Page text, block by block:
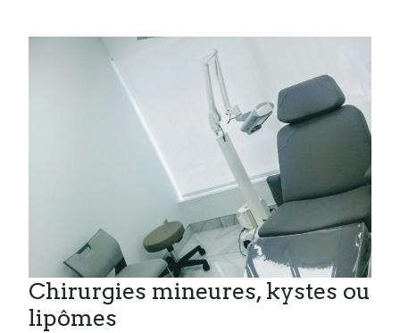
Chirurgies mineures, kystes ou
lipômes